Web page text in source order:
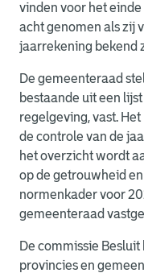
vinden voor het
acht genomen als zij
jaarrekening bekend
De gemeenteraad
bestaande uit een
regelgeving, vast.
de controle van de
het overzicht wordt
op de getrouwheid
normenkader voor
gemeenteraad
De commissie
provincies en